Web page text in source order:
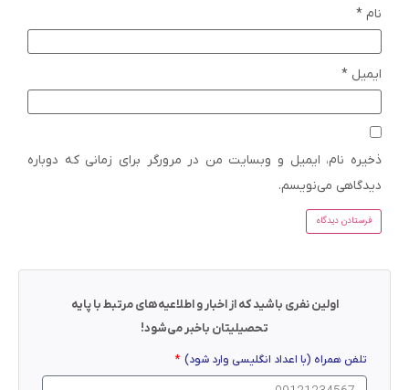
نام *
ایمیل *
ذخیره نام، ایمیل و وبسایت من در مرورگر برای زمانی که دوباره
دیدگاهی می‌نویسم.
اولین نفری باشید که از اخبار و اطلاعیه‌های مرتبط با پایه
تحصیلیتان باخبر می‌شود!
تلفن همراه (با اعداد انگلیسی وارد شود)